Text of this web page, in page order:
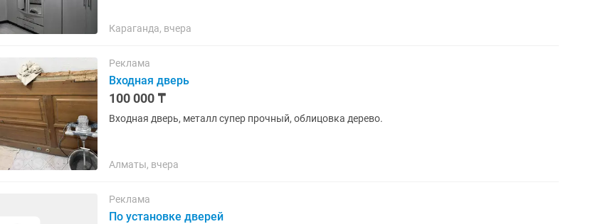
Караганда, вчера
Реклама
Входная дверь
100 000 ₸
Входная дверь, металл супер прочный, облицовка дерево.
Алматы, вчера
Реклама
По установке дверей